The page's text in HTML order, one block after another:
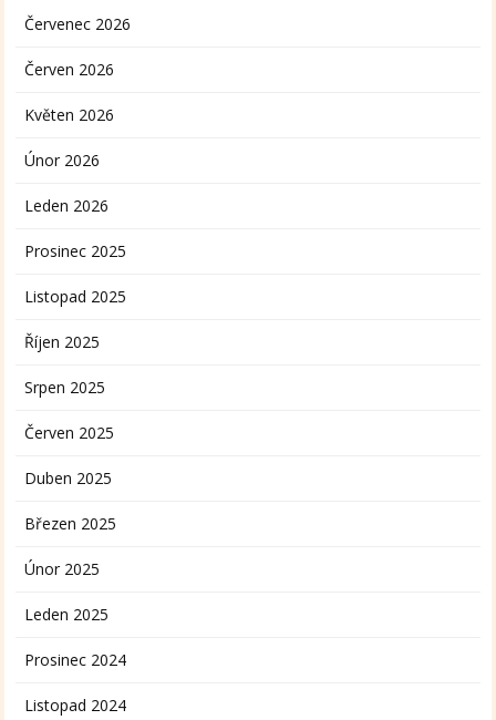
Červenec 2026
Červen 2026
Květen 2026
Únor 2026
Leden 2026
Prosinec 2025
Listopad 2025
Říjen 2025
Srpen 2025
Červen 2025
Duben 2025
Březen 2025
Únor 2025
Leden 2025
Prosinec 2024
Listopad 2024